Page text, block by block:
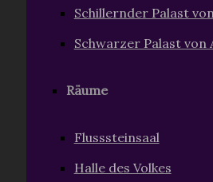
Schillernder Palast
Schwarzer Palast von
Räume
Flusssteinsaal
Halle des Volkes